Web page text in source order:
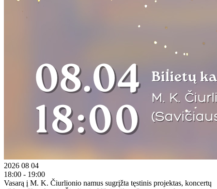
2026 08 04
18:00 - 19:00
Vasarą į M. K. Čiurlionio namus sugrįžta tęstinis projektas, koncertų